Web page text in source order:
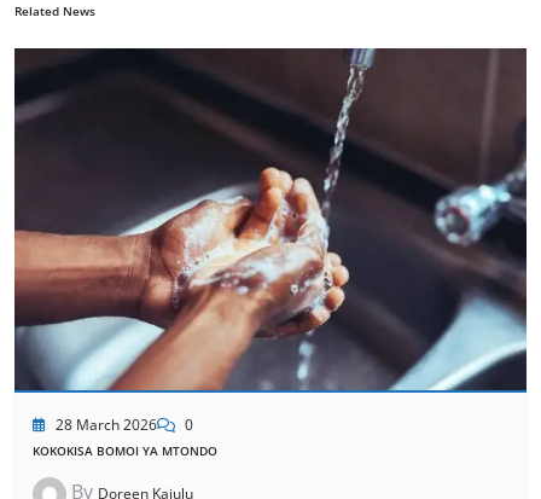
Related News
28 March 2026 0
KOKOKISA BOMOI YA MTONDO
By Doreen Kajulu